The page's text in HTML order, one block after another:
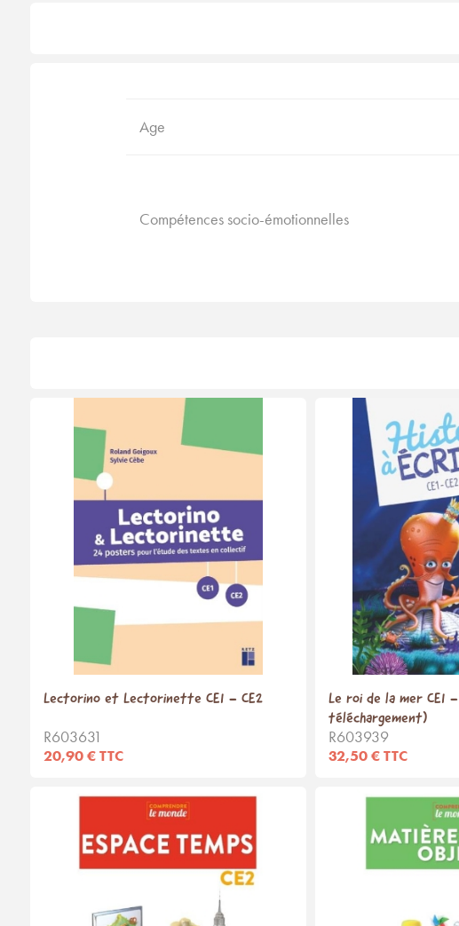
Age
Compétences socio-émotionnelles
Lectorino et Lectorinette CE1 - CE2
R603631
20,90 € TTC
Le roi de la mer CE1
téléchargement)
R603939
32,50 € TTC